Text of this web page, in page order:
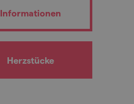
Informationen
Herzstücke